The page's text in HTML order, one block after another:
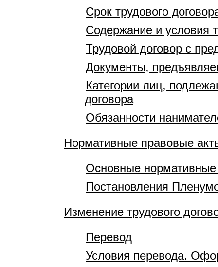
Срок трудового
Содержание и условия
Трудовой договор с
Документы,
Категории лиц,
договора
Обязанности
Нормативные правовые
Основные
Постановления
Изменение трудового
Перевод
Условия перевода.